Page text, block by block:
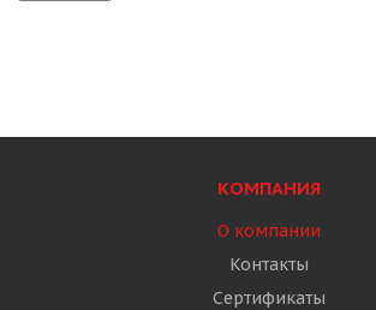
КОМПАНИЯ
О компании
Контакты
Сертификаты